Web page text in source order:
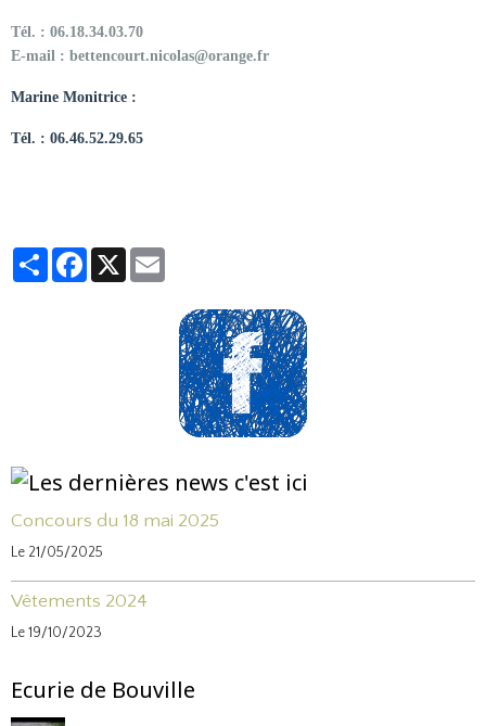
Tél. : 06.18.34.03.70
E-mail : bettencourt.nicolas@orange.fr
Marine Monitrice :
Tél. : 06.46.52.29.65
PartagerFacebook
X
Concours du 18 mai 2025
Le 21/05/2025
Vêtements 2024
Le 19/10/2023
Ecurie de Bouville